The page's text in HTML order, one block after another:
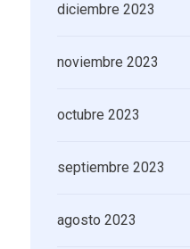
diciembre 2023
noviembre 2023
octubre 2023
septiembre 2023
agosto 2023